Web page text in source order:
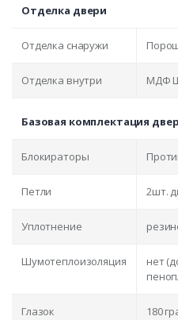
Отделка двери
Отделка снаружи
Отделка внутри МДФ
Базовая комплектация
Блокираторы
Петли 2шт.
Уплотнение
Шумотеплоизоляция
нет
Глазок 180